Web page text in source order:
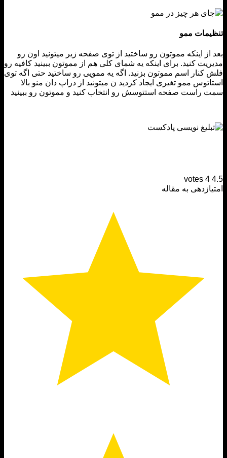
ممو
اینکه مموتون رو ساختید از توی صفحه زیر میتونید اون رو
کنید. برای اینکه یه شمای کلی هم از مموتون ببینید کافیه رو
کنار اسم مموتون بزنید. اگه یه ممویی رو ساختید حتی اگه توی
ممو تغیری ایجاد کردید ن میتونید از دراپ دان منو بالا
راست صفحه استتوسش رو انتخاب کنید و مموتون رو ببینید
4
votes
به مقاله